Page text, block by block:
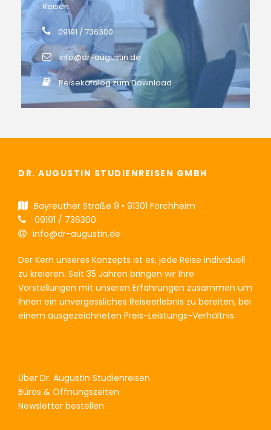
Reisen.
09191 / 736300
info@dr-augustin.de
Reisekatalog zum Download
DR. AUGUSTIN STUDIENREISEN GMBH
Bayreuther Straße 9 • 91301 Forchheim
09191 / 736300
info@dr-augustin.de
Der Kern unseres Konzepts ist es, jede Reise individuell
zu kreieren. Seit 35 Jahren bringen wir Ihre
Vorstellungen mit unseren Erfahrungen zusammen um
Ihnen ein unvergessliches Reiseerlebnis zu bereiten, bei
einem ausgezeichneten Preis-Leistungs-Verhältnis.
Über Dr. Augustin Studienreisen
Büros & Öffnungszeiten
Newsletter bestellen